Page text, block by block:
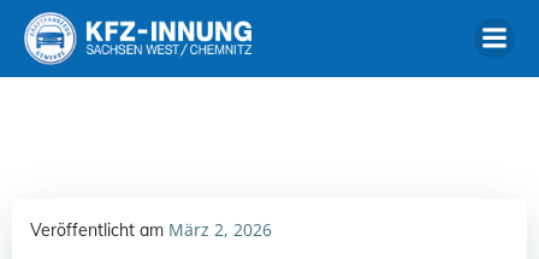
Veröffentlicht am März 2, 2026